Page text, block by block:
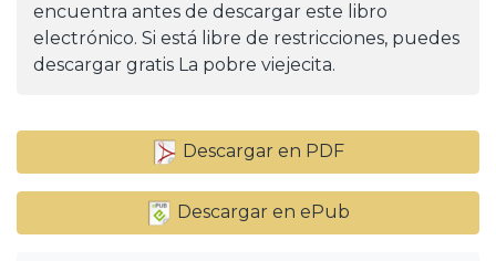
encuentra antes de descargar este libro
electrónico. Si está libre de restricciones, puedes
descargar gratis La pobre viejecita.
Descargar en PDF
Descargar en ePub